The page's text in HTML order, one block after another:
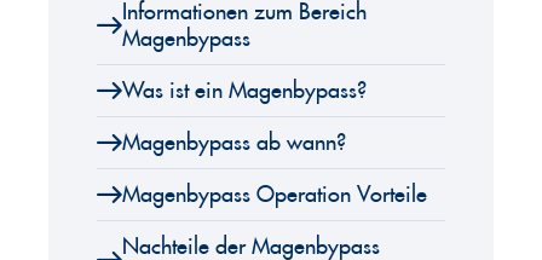
Informationen zum Bereich
Magenbypass
Was ist ein Magenbypass?
Magenbypass ab wann?
Magenbypass Operation Vorteile
Nachteile der Magenbypass